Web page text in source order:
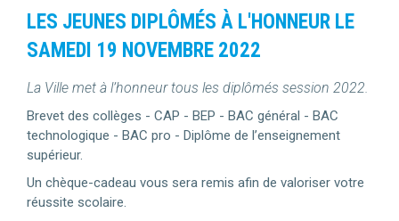
LES JEUNES DIPLÔMÉS À L'HONNEUR LE
SAMEDI 19 NOVEMBRE 2022
La Ville met à l’honneur tous les diplômés session 2022.
Brevet des collèges - CAP - BEP - BAC général - BAC
technologique - BAC pro - Diplôme de l’enseignement
supérieur.
Un chèque-cadeau vous sera remis afin de valoriser votre
réussite scolaire.